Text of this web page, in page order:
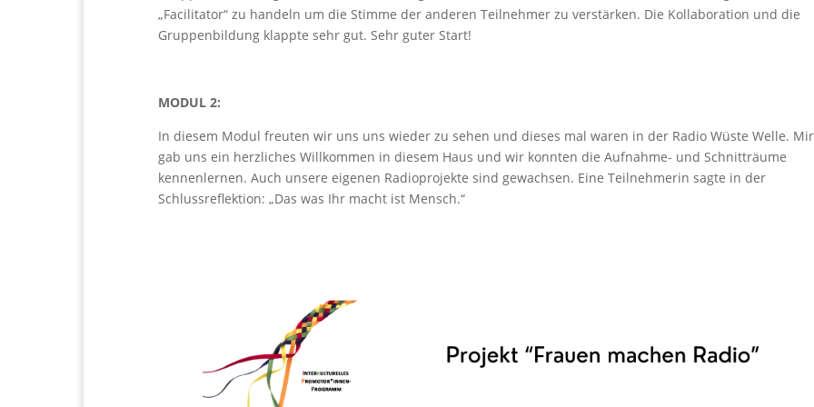
„Facilitator“ zu handeln um die Stimme der anderen Teilnehmer zu verstärken. Die Kollaboration und die
Gruppenbildung klappte sehr gut. Sehr guter Start!
MODUL 2:
In diesem Modul freuten wir uns uns wieder zu sehen und dieses mal waren in der Radio Wüste Welle.
gab uns ein herzliches Willkommen in diesem Haus und wir konnten die Aufnahme- und Schnitträume
kennenlernen. Auch unsere eigenen Radioprojekte sind gewachsen. Eine Teilnehmerin sagte in der
Schlussreflektion: „Das was Ihr macht ist Mensch.“